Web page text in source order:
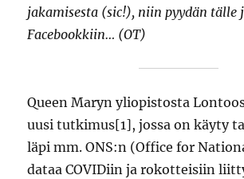
jakamisesta (sic!), niin pyydän tälle
Facebookkiin… (OT)
Queen Maryn yliopistosta
uusi tutkimus[1], jossa on käyty
läpi mm. ONS:n (Office for
dataa COVIDiin ja rokotteisiin